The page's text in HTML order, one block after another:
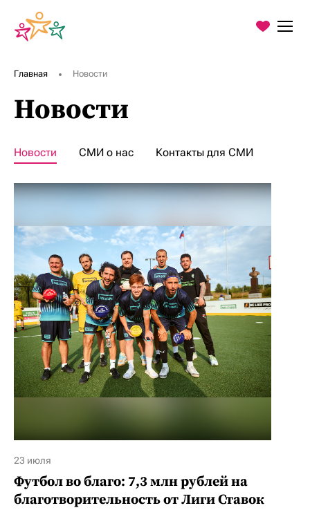
Программы
Благодарности
Контакты
Хочу помочь
Главная Новости
Новости
Новости СМИ о нас Контакты для СМИ
23 июля
Футбол во благо: 7,3 млн рублей на
благотворительность от Лиги Ставок